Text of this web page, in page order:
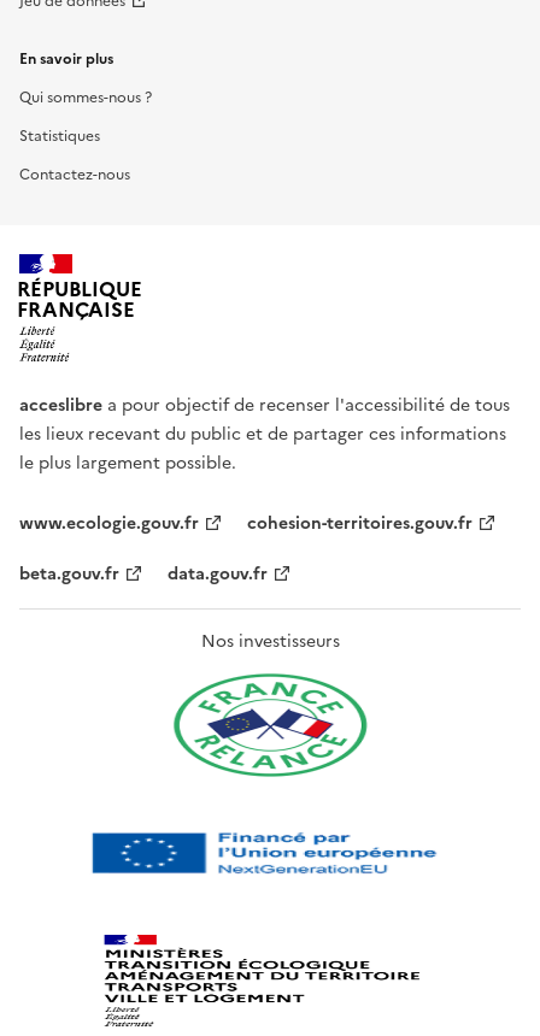
En savoir plus
Qui sommes-nous ?
Statistiques
Contactez-nous
RÉPUBLIQUE
FRANÇAISE
acceslibre a pour objectif de recenser l'accessibilité de tous
les lieux recevant du public et de partager ces informations
le plus largement possible.
www.ecologie.gouv.fr
cohesion-territoires.gouv.fr
beta.gouv.fr
data.gouv.fr
Nos investisseurs